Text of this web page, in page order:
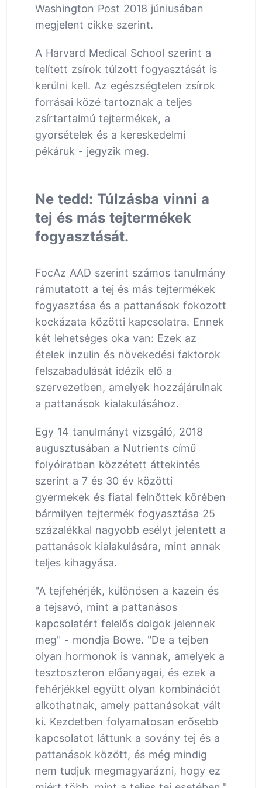
Washington Post 2018 júniusában
megjelent cikke szerint.
A Harvard Medical School szerint a
telített zsírok túlzott fogyasztását is
kerülni kell. Az egészségtelen zsírok
forrásai közé tartoznak a teljes
zsírtartalmú tejtermékek, a
gyorsételek és a kereskedelmi
pékáruk - jegyzik meg.
Ne tedd: Túlzásba vinni a
tej és más tejtermékek
fogyasztását.
FocAz AAD szerint számos tanulmány
rámutatott a tej és más tejtermékek
fogyasztása és a pattanások fokozott
kockázata közötti kapcsolatra. Ennek
két lehetséges oka van: Ezek az
ételek inzulin és növekedési faktorok
felszabadulását idézik elő a
szervezetben, amelyek hozzájárulnak
a pattanások kialakulásához.
Egy 14 tanulmányt vizsgáló, 2018
augusztusában a Nutrients című
folyóiratban közzétett áttekintés
szerint a 7 és 30 év közötti
gyermekek és fiatal felnőttek körében
bármilyen tejtermék fogyasztása 25
százalékkal nagyobb esélyt jelentett a
pattanások kialakulására, mint annak
teljes kihagyása.
"A tejfehérjék, különösen a kazein és
a tejsavó, mint a pattanásos
kapcsolatért felelős dolgok jelennek
meg" - mondja Bowe. "De a tejben
olyan hormonok is vannak, amelyek a
tesztoszteron előanyagai, és ezek a
fehérjékkel együtt olyan kombinációt
alkothatnak, amely pattanásokat vált
ki. Kezdetben folyamatosan erősebb
kapcsolatot láttunk a sovány tej és a
pattanások között, és még mindig
nem tudjuk megmagyarázni, hogy ez